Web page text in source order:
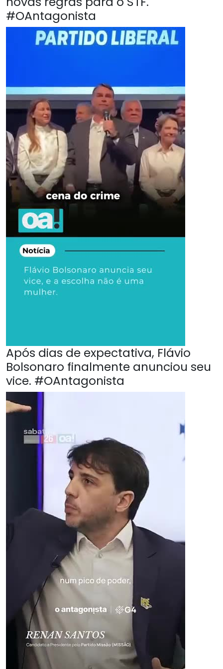
#OAntagonista
Após dias de expectativa, Flávio
Bolsonaro finalmente anunciou seu
vice. #OAntagonista